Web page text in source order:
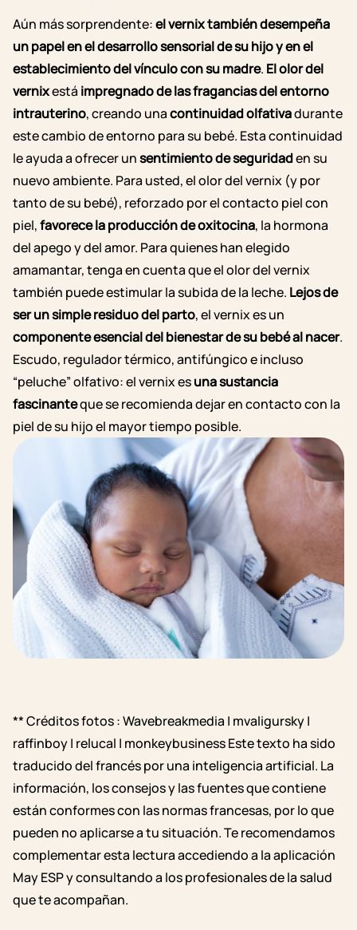
Aún más sorprendente:el vernix también desempeña
un papel en el desarrollo sensorial de su hijo y en el
establecimiento del vínculo con su madre. El olor del
vernixestá impregnado de las fragancias del entorno
intrauterino, creando unacontinuidad olfativadurante
este cambio de entorno para su bebé. Esta continuidad
le ayuda a ofrecer unsentimiento de seguridaden su
nuevo ambiente. Para usted, el olor del vernix (y por
tanto de su bebé), reforzado por el contacto piel con
piel,favorece la producción de oxitocina, la hormona
del apego y del amor. Para quienes han elegido
amamantar, tenga en cuenta que el olor del vernix
también puede estimular la subida de la leche. Lejos de
ser un simple residuo del parto, el vernix es un
componente esencial del bienestar de su bebé al nacer.
Escudo, regulador térmico, antifúngico e incluso
“peluche” olfativo: el vernix esuna sustancia
fascinanteque se recomienda dejar en contacto con la
piel de su hijo el mayor tiempo posible.
** Créditos fotos : Wavebreakmedia | mvaligursky |
raffinboy | relucal | monkeybusinessEste texto ha sido
traducido del francés por una inteligencia artificial. La
información, los consejos y las fuentes que contiene
están conformes con las normas francesas, por lo que
pueden no aplicarse a tu situación. Te recomendamos
complementar esta lectura accediendo a la aplicación
May ESP y consultando a los profesionales de la salud
que te acompañan.